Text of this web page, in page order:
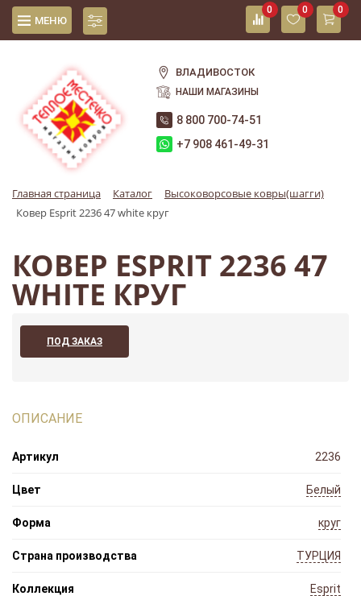
МЕНЮ
0 0 0
ВЛАДИВОСТОК
НАШИ МАГАЗИНЫ
8 800 700-74-51
+7 908 461-49-31
Главная страница Каталог
Высоковорсовые ковры(шагги)
Ковер Esprit 2236 47 white круг
КОВЕР ESPRIT 2236 47
WHITE КРУГ
ПОД ЗАКАЗ
ОПИСАНИЕ
Артикул 2236
Цвет Белый
Форма круг
Страна производства ТУРЦИЯ
Коллекция Esprit